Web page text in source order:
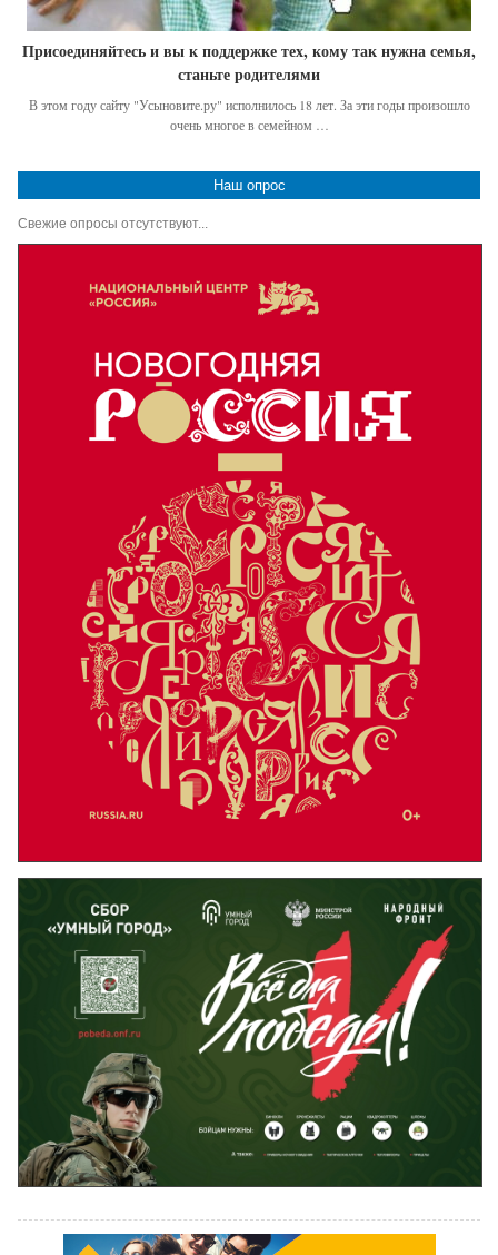
Присоединяйтесь и вы к поддержке тех, кому так нужна семья,
станьте родителями
В этом году сайту "Усыновите.ру" исполнилось 18 лет. За эти годы произошло
очень многое в семейном …
Наш опрос
Свежие опросы отсутствуют...